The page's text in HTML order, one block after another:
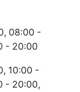
08:00 -
- 20:00
10:00 -
- 20:00,